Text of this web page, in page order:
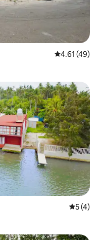
レビュー49
4.61 (49)
レビュー
5 (4)